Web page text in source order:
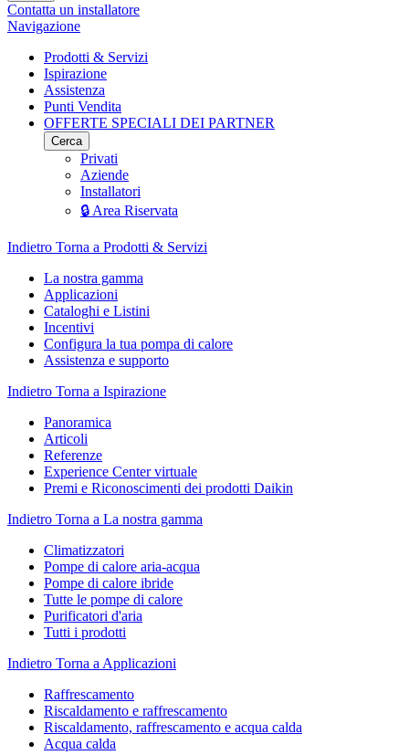
Contatta un installatore
Navigazione
Prodotti & Servizi
Ispirazione
Assistenza
Punti Vendita
OFFERTE SPECIALI DEI PARTNER
Cerca
Privati
Aziende
Installatori
🔒 Area Riservata
Indietro Torna a Prodotti & Servizi
La nostra gamma
Applicazioni
Cataloghi e Listini
Incentivi
Configura la tua pompa di calore
Assistenza e supporto
Indietro Torna a Ispirazione
Panoramica
Articoli
Referenze
Experience Center virtuale
Premi e Riconoscimenti dei prodotti Daikin
Indietro Torna a La nostra gamma
Climatizzatori
Pompe di calore aria-acqua
Pompe di calore ibride
Tutte le pompe di calore
Purificatori d'aria
Tutti i prodotti
Indietro Torna a Applicazioni
Raffrescamento
Riscaldamento e raffrescamento
Riscaldamento, raffrescamento e acqua calda
Acqua calda